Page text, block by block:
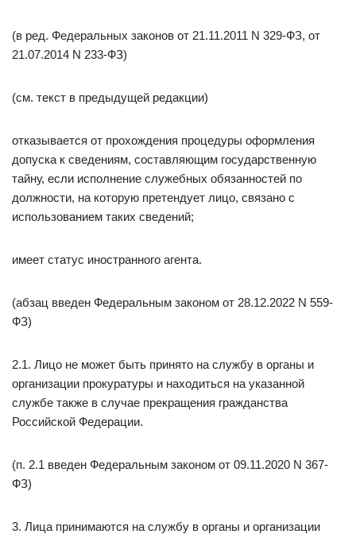
(в ред. Федеральных законов от 21.11.2011 N 329-ФЗ, от
21.07.2014 N 233-ФЗ)
(см. текст в предыдущей редакции)
отказывается от прохождения процедуры оформления
допуска к сведениям, составляющим государственную
тайну, если исполнение служебных обязанностей по
должности, на которую претендует лицо, связано с
использованием таких сведений;
имеет статус иностранного агента.
(абзац введен Федеральным законом от 28.12.2022 N 559-
ФЗ)
2.1. Лицо не может быть принято на службу в органы и
организации прокуратуры и находиться на указанной
службе также в случае прекращения гражданства
Российской Федерации.
(п. 2.1 введен Федеральным законом от 09.11.2020 N 367-
ФЗ)
3. Лица принимаются на службу в органы и организации